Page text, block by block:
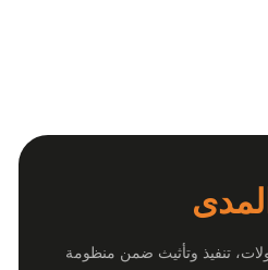
تنفيذ وتأثيث ضمن منظومة